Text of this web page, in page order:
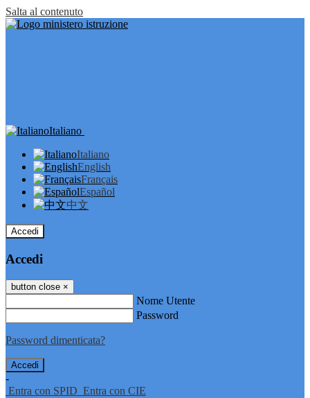
Salta al contenuto
Italiano
Italiano
English
Français
Español
中文
Accedi
Accedi
button close ×
Nome Utente
Password
Password dimenticata?
-
Entra con SPID Entra con CIE